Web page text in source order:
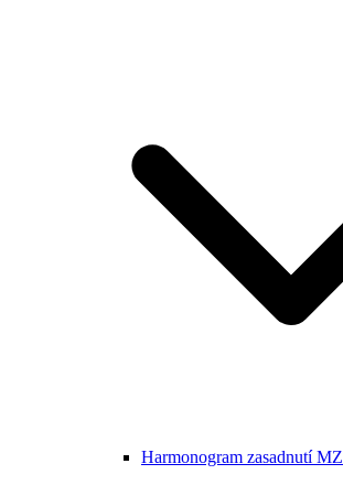
Harmonogram zasadnutí MZ